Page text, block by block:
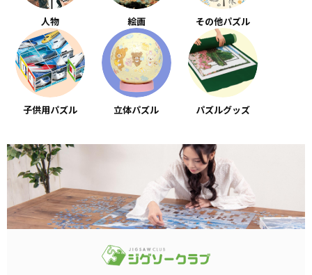
人物 絵画 その他パズル
子供用パズル 立体パズル パズルグッズ